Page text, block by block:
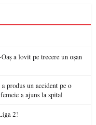
a lovit pe trecere un oșan
produs un accident pe o
a ajuns la spital
2!